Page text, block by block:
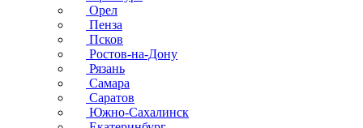
Орел
Пенза
Псков
Ростов-на-Дону
Рязань
Самара
Саратов
Южно-Сахалинск